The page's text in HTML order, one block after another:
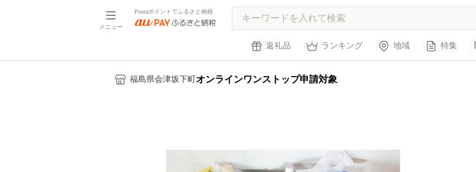
メニュー
Pontaポイントでふるさと納税
返礼品 ランキング 地域 特集
福島県会津坂下町 オンラインワンストップ申請対象